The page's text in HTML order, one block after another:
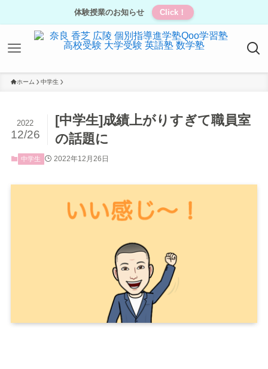
体験授業のお知らせ Click！
ホーム 中学生
[中学生]成績上がりすぎて職員室
の話題に
2022
12/26
中学生 2022年12月26日